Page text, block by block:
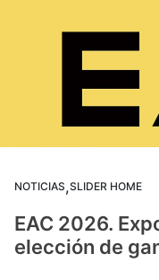
NOTICIAS,SLIDER HOME
EAC 2026.
elección de